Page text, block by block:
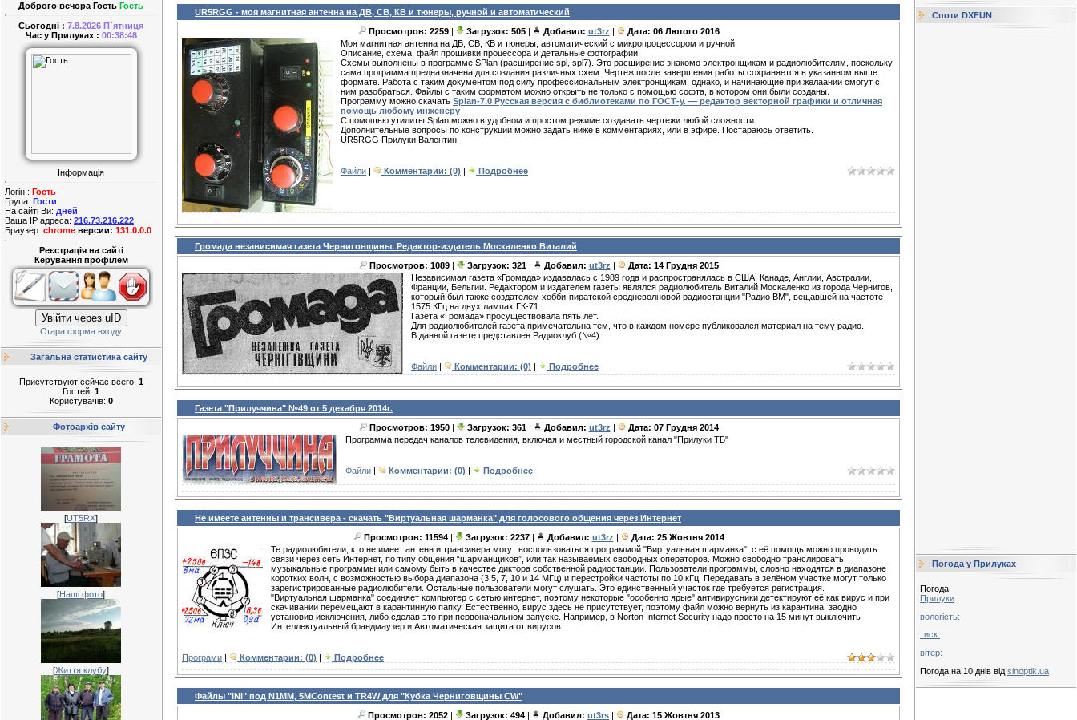
Доброго вечора Гость Гость
Сьогодні : 7.8.2026 П`ятниця
Час у Прилуках : 00:38:48
Інформація
Логін : Гость
Група: Гости
На сайті Ви: дней
Ваша IP адреса: 216.73.216.222
Браузер: chrome версии: 131.0.0.0
Реєстрація на сайті
Керування профілем
Увійти через uID
Стара форма входу
Загальна статистика сайту
Присутствуют сейчас всего: 1
Гостей: 1
Користувачів: 0
Фотоархів сайту
[UT5RX]
[Наші фото]
[Життя клубу]
UR5RGG - моя магнитная антенна на ДВ, СВ, КВ и тюнеры, ручной и автоматический
Просмотров: 2259
Загрузок: 505 Добавил: ut3rz Дата: 06 Лютого 2016
Моя магнитная антенна на ДВ, СВ, КВ и тюнеры, автоматический с микропроцессором и ручной.
Описание, схема, файл прошивки процессора и детальные фотографии.
Схемы выполнены в программе SPlan (расширение spl, spl7). Это расширение знакомо электронщикам и радиолюбителям, поскольку
сама программа предназначена для создания различных схем. Чертеж после завершения работы сохраняется в указанном выше
формате. Работа с таким документом под силу профессиональным электронщикам, однако, и начинающие при желаании смогут с
ним разобраться. Файлы с таким форматом можно открыть не только с помощью софта, в котором они были созданы.
Программу можно скачать Splan-7.0 Русская версия с библиотеками по ГОСТ-у. — редактор векторной графики и отличная
помощь любому инженеру
С помощью утилиты Splan можно в удобном и простом режиме создавать чертежи любой сложности.
Дополнительные вопросы по конструкции можно задать ниже в комментариях, или в эфире. Постараюсь ответить.
UR5RGG Прилуки Валентин.
Файли Комментарии: (0) Подробнее
Громада независимая газета Черниговщины. Редактор-издатель Москаленко Виталий
Просмотров: 1089
Загрузок: 321 Добавил: ut3rz Дата: 14 Грудня 2015
Независимая газета «Громада» издавалась с 1989 года и распространялась в США, Канаде, Англии, Австралии,
Франции, Бельгии. Редактором и издателем газеты являлся радиолюбитель Виталий Москаленко из города Чернигов,
который был также создателем хобби-пиратской средневолновой радиостанции "Радио ВМ", вещавшей на частоте
1575 КГц на двух лампах ГК-71.
Газета «Громада» просуществовала пять лет.
Для радиолюбителей газета примечательна тем, что в каждом номере публиковался материал на тему радио.
В данной газете представлен Радиоклуб (№4)
Файли Комментарии: (0) Подробнее
Газета "Прилуччина" №49 от 5 декабря 2014г.
Просмотров: 1950
Загрузок: 361 Добавил: ut3rz Дата: 07 Грудня 2014
Программа передач каналов телевидения, включая и местный городской канал "Прилуки ТБ"
Файли Комментарии: (0) Подробнее
Не имеете антенны и трансивера - скачать "Виртуальная шарманка" для голосового общения через Интернет
Просмотров: 11594
Загрузок: 2237 Добавил: ut3rz Дата: 25 Жовтня 2014
Те радиолюбители, кто не имеет антенн и трансивера могут воспользоваться программой "Виртуальная шарманка", с её помощь можно проводить
связи через сеть Интернет, по типу общения “шарманщиков”, или так называемых свободных операторов. Можно свободно транслировать
музыкальные программы или самому быть в качестве диктора собственной радиостанции. Пользователи программы, словно находятся в диапазоне
коротких волн, с возможностью выбора диапазона (3.5, 7, 10 и 14 МГц) и перестройки частоты по 10 кГц. Передавать в зелёном участке могут только
зарегистрированные радиолюбители. Остальные пользователи могут слушать. Это единственный участок где требуется регистрация.
"Виртуальная шарманка" соединяет компьютер с сетью интернет, поэтому некоторые "особенно ярые" антивирусники детектируют её как вирус и при
скачивании перемещают в карантинную папку. Естественно, вирус здесь не присутствует, поэтому файл можно вернуть из карантина, заодно
установив исключения, либо сделав это при первоначальном запуске. Например, в Norton Internet Security надо просто на 15 минут выключить
Интеллектуальный брандмаузер и Автоматическая защита от вирусов.
Програми Комментарии: (0) Подробнее
Файлы "INI" под N1MM, 5MContest и TR4W для "Кубка Черниговщины CW"
Просмотров: 2052
Загрузок: 494 Добавил: ut3rs Дата: 15 Жовтня 2013
Споти DXFUN
Погода у Прилуках
Погода
Прилуки
вологість:
тиск:
вітер:
Погода на 10 днів від sinoptik.ua